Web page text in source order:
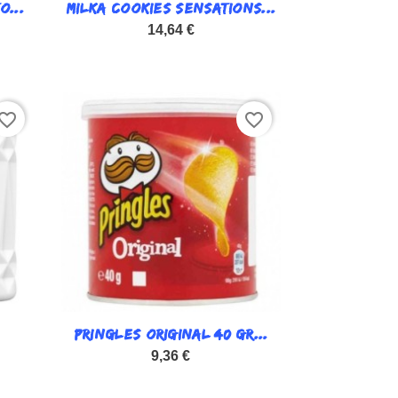
Vista rápida
MILKA COOKIES SENSATIONS...
14,64 €
 Vista rápida
PRINGLES ORIGINAL 40 GR...
9,36 €
favorite_border